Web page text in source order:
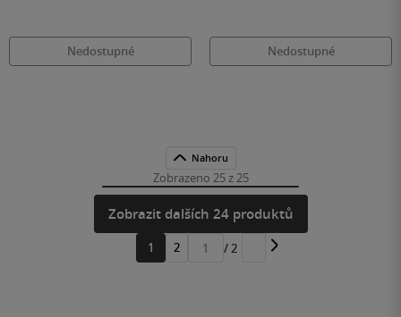
Nedostupné Nedostupné
Nahoru
Zobrazeno 25 z 25
Zobrazit dalších 24 produktů
1 2
Přejít
/ 2